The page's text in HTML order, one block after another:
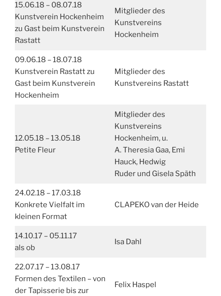
15.06.18 – 08.07.18
Kunstverein Hockenheim
zu Gast beim Kunstverein
Rastatt
Mitglieder des
Kunstvereins
Hockenheim
09.06.18 – 18.07.18
Kunstverein Rastatt zu
Gast beim Kunstverein
Hockenheim
Mitglieder des
Kunstvereins Rastatt
12.05.18 – 13.05.18
Petite Fleur
Mitglieder des
Kunstvereins
Hockenheim, u.
A. Theresia Gaa, Emi
Hauck, Hedwig
Ruder und Gisela Späth
24.02.18 – 17.03.18
Konkrete Vielfalt im
kleinen Format
CLAPEKO van der Heide
14.10.17 – 05.11.17
als ob
Isa Dahl
22.07.17 – 13.08.17
Formen des Textilen – von
der Tapisserie bis zur
Felix Haspel